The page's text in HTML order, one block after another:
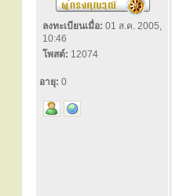
ลงทะเบียนเมื่อ: 01 ส.ค. 2005,
10:46
โพสต์: 12074
อายุ: 0